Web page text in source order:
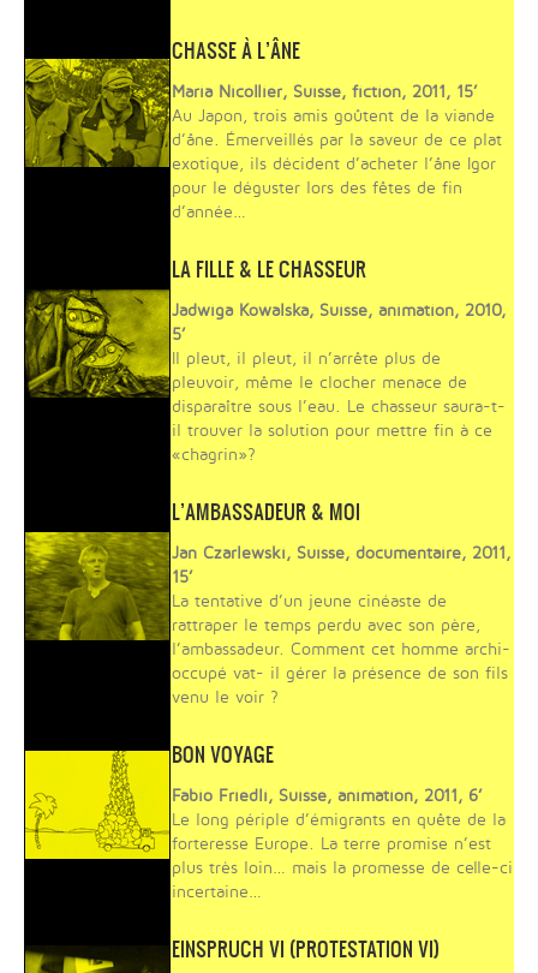
CHASSE À L’ÂNE
Maria Nicollier, Suisse, fiction, 2011, 15’
Au Japon, trois amis goûtent de la viande
d’âne. Émerveillés par la saveur de ce plat
exotique, ils décident d’acheter l’âne Igor
pour le déguster lors des fêtes de fin
d’année…
LA FILLE & LE CHASSEUR
Jadwiga Kowalska, Suisse, animation, 2010,
5’
Il pleut, il pleut, il n’arrête plus de
pleuvoir, même le clocher menace de
disparaître sous l’eau. Le chasseur saura-t-
il trouver la solution pour mettre fin à ce
«chagrin»?
L’AMBASSADEUR & MOI
Jan Czarlewski, Suisse, documentaire, 2011,
15’
La tentative d’un jeune cinéaste de
rattraper le temps perdu avec son père,
l’ambassadeur. Comment cet homme archi-
occupé vat- il gérer la présence de son fils
venu le voir ?
BON VOYAGE
Fabio Friedli, Suisse, animation, 2011, 6’
Le long périple d’émigrants en quête de la
forteresse Europe. La terre promise n’est
plus très loin… mais la promesse de celle-ci
incertaine…
EINSPRUCH VI (PROTESTATION VI)